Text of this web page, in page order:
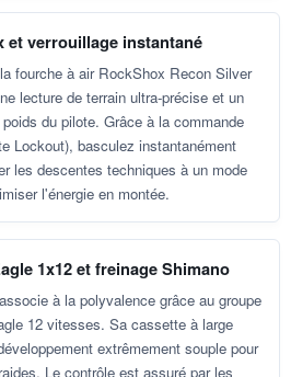
et verrouillage instantané
fourche à air RockShox Recon Silver
lecture de terrain ultra-précise et un
du pilote. Grâce à la commande
Lockout), basculez instantanément
les descentes techniques à un mode
l'énergie en montée.
1x12 et freinage Shimano
à la polyvalence grâce au groupe
12 vitesses. Sa cassette à large
extrêmement souple pour
Le contrôle est assuré par les